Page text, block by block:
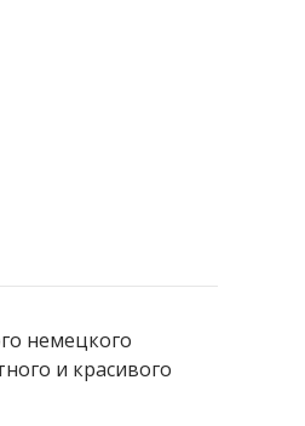
немецкого
и красивого